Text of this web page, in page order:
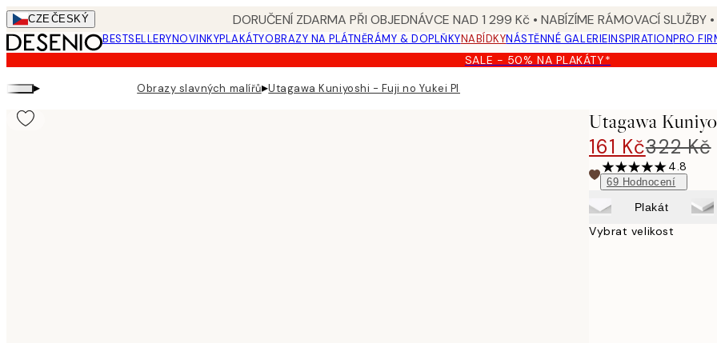
Skip
to
main
content.
CZEČESKÝ DORUČENÍ ZDARMA PŘI OBJEDNÁVCE NAD 1 299 Kč • NABÍZÍME RÁMOVACÍ SLUŽBY
BESTSELLERYNOVINKYPLAKÁTYOBRAZY NA PLÁTNĚRÁMY & DOPLŇKYNABÍDKYNÁSTĚNNÉ GALERIEINSPIRATIONPRO
SALE - 50% NA PLAKÁTY*
▸ Obrazy slavných malířů▸Utagawa Kuniyoshi - Fuji no Yukei Plakát
Utagawa
161 Kč322 Kč
4.8
69 Hodnocení
Plakát
Vybrat velikost